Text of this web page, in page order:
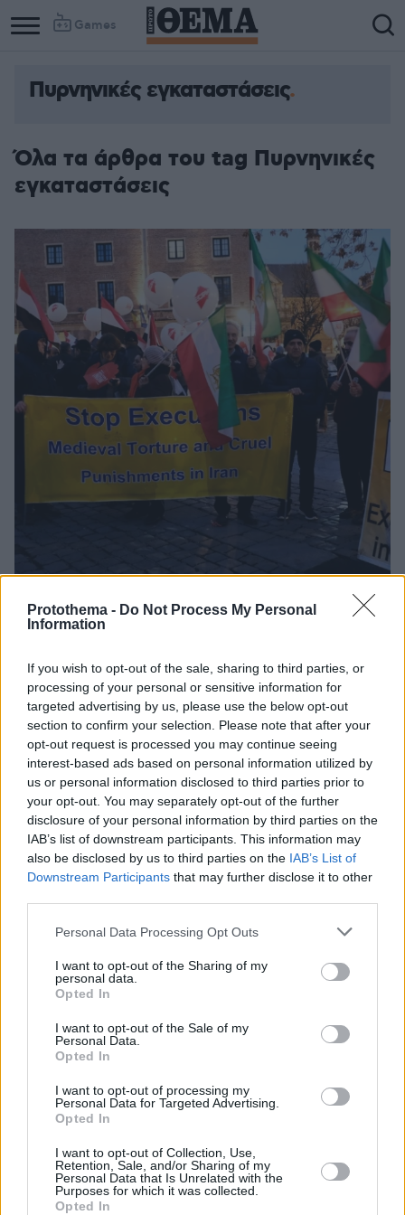
Protothema - Do Not Process My Personal
Information
If you wish to opt-out of the sale, sharing to third parties, or
processing of your personal or sensitive information for
targeted advertising by us, please use the below opt-out
section to confirm your selection. Please note that after your
opt-out request is processed you may continue seeing
interest-based ads based on personal information utilized by
us or personal information disclosed to third parties prior to
your opt-out. You may separately opt-out of the further
disclosure of your personal information by third parties on the
IAB’s list of downstream participants. This information may
also be disclosed by us to third parties on the IAB’s List of
Downstream Participants that may further disclose it to other
Please note that this website/app uses one or more Google
not limited to your visit or usage behaviour. You may click to
grant or deny consent to Google and its third-party tags to
use your data for below specified purposes in below Google
consent section.
Personal Data Processing Opt Outs
I want to opt-out of the Sharing of my
personal data.
Opted In
I want to opt-out of the Sale of my
Personal Data.
Opted In
I want to opt-out of processing my
Personal Data for Targeted Advertising.
Opted In
I want to opt-out of Collection, Use,
Retention, Sale, and/or Sharing of my
Personal Data that Is Unrelated with the
Purposes for which it was collected.
Opted In
Games
Πυρνηνικές εγκαταστάσεις
Όλα τα άρθρα του tag Πυρνηνικές
εγκαταστάσεις
επιθέσεις ΗΠΑ και Ισραήλ με στόχο το πυρηνικό του
πρόγραμμα
Αναλυτές εκτιμούν ότι το κύμα εκτελέσεων
σχετίζεται με την προσπάθεια του καθεστώτος να
ελέγξει την εσωτερική αναταραχή που προκάλεσαν
οι στοχευμένες επιχειρήσεις ΗΠΑ και Ισραήλ στο
πυρηνικό του πρόγραμμα
31.08.2025, 13:55